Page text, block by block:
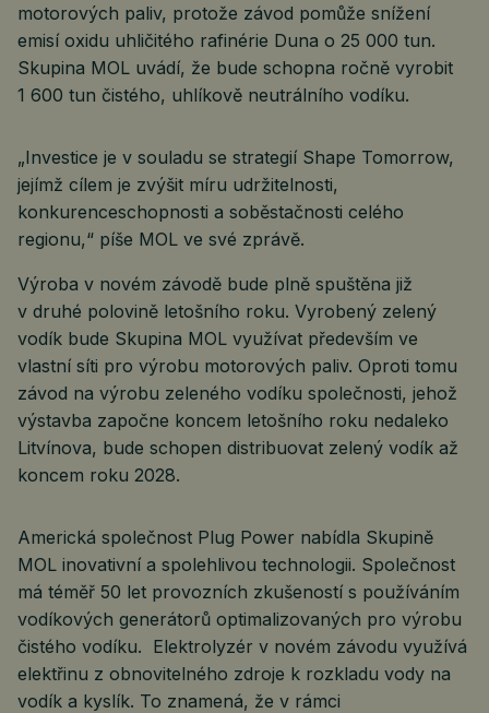
motorových paliv, protože závod pomůže snížení
emisí oxidu uhličitého rafinérie Duna o 25 000 tun.
Skupina MOL uvádí, že bude schopna ročně vyrobit
1 600 tun čistého, uhlíkově neutrálního vodíku.
„Investice je v souladu se strategií Shape Tomorrow,
jejímž cílem je zvýšit míru udržitelnosti,
konkurenceschopnosti a soběstačnosti celého
regionu,“ píše MOL ve své zprávě.
Výroba v novém závodě bude plně spuštěna již
v druhé polovině letošního roku. Vyrobený zelený
vodík bude Skupina MOL využívat především ve
vlastní síti pro výrobu motorových paliv. Oproti tomu
závod na výrobu zeleného vodíku společnosti, jehož
výstavba započne koncem letošního roku nedaleko
Litvínova, bude schopen distribuovat zelený vodík až
koncem roku 2028.
Americká společnost Plug Power nabídla Skupině
MOL inovativní a spolehlivou technologii. Společnost
má téměř 50 let provozních zkušeností s používáním
vodíkových generátorů optimalizovaných pro výrobu
čistého vodíku. Elektrolyzér v novém závodu využívá
elektřinu z obnovitelného zdroje k rozkladu vody na
vodík a kyslík. To znamená, že v rámci